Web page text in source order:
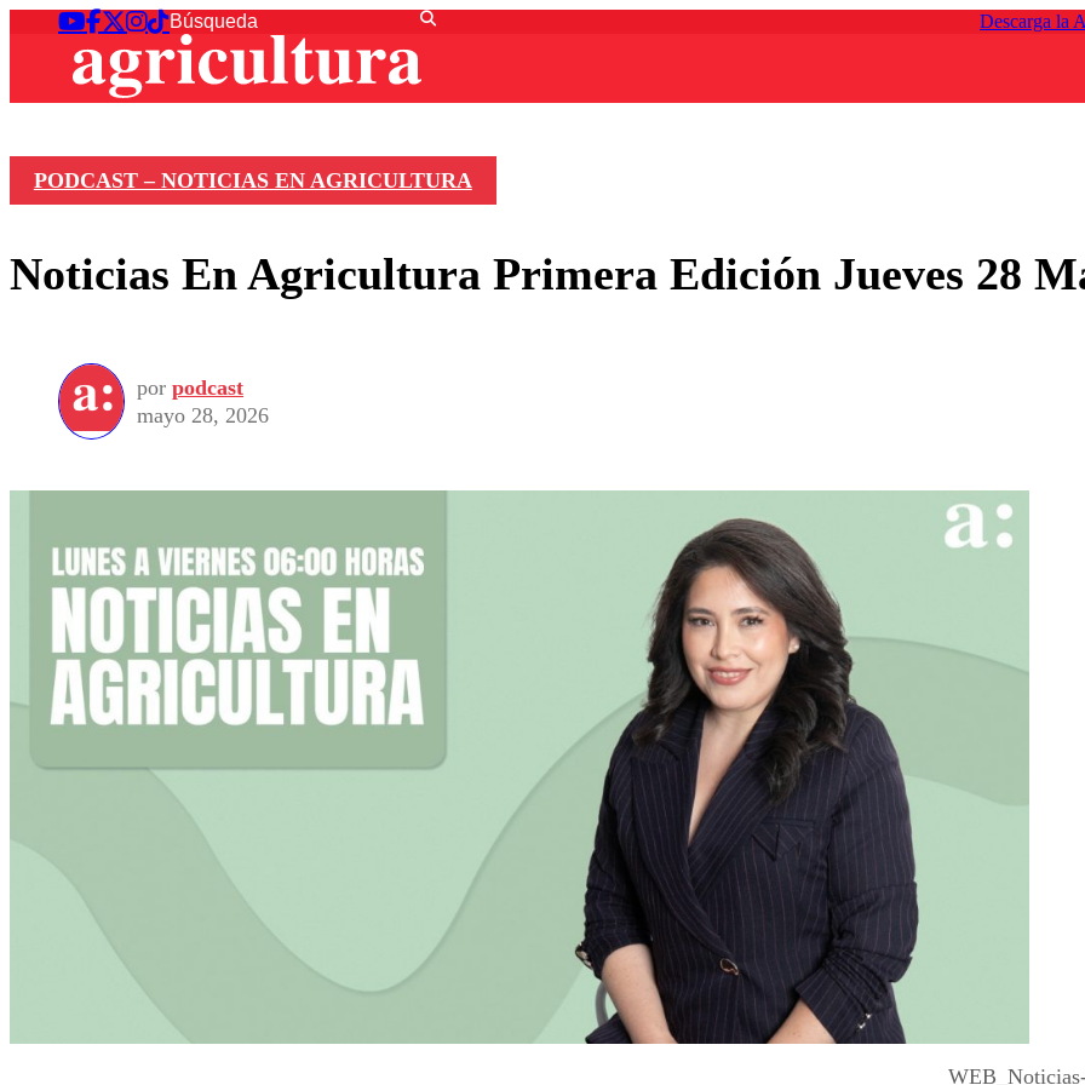
Descarga la
PODCAST – NOTICIAS EN AGRICULTURA
Noticias En Agricultura Primera Edición Jueves 28
por podcast
mayo 28, 2026